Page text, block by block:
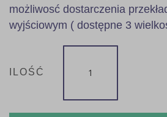
możliwosć dostarczenia
wyjściowym ( dostępne 3
ILOŚĆ